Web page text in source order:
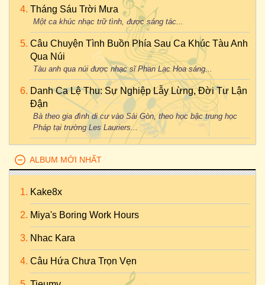
Tháng Sáu Trời Mưa
Một ca khúc nhạc trữ tình, được sáng tác...
Câu Chuyện Tình Buồn Phía Sau Ca Khúc Tàu Anh
Qua Núi
Tàu anh qua núi được nhạc sĩ Phan Lạc Hoa sáng...
Danh Ca Lệ Thu: Sự Nghiệp Lẫy Lừng, Đời Tư Lận
Đận
Bà theo gia đình di cư vào Sài Gòn, theo học bậc trung học
Pháp tại trường Les Lauriers...
ALBUM MỚI NHẤT
Kake8x
Miya's Boring Work Hours
Nhac Kara
Câu Hứa Chưa Trọn Vẹn